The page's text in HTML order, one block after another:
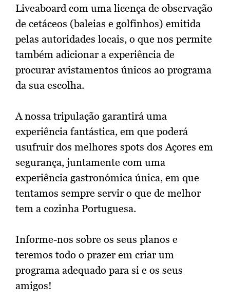
Liveaboard com uma licença de observação
de cetáceos (baleias e golfinhos) emitida
pelas autoridades locais, o que nos permite
também adicionar a experiência de
procurar avistamentos únicos ao programa
da sua escolha.
A nossa tripulação garantirá uma
experiência fantástica, em que poderá
usufruir dos melhores spots dos Açores em
segurança, juntamente com uma
experiência gastronómica única, em que
tentamos sempre servir o que de melhor
tem a cozinha Portuguesa.
Informe-nos sobre os seus planos e
teremos todo o prazer em criar um
programa adequado para si e os seus
amigos!